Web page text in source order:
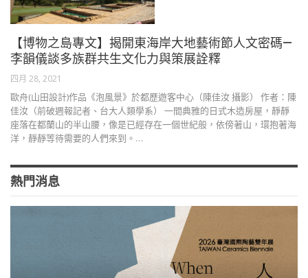
【博物之島專文】揭開東海岸大地藝術節人文密碼—
李韻儀談多族群共生文化力與策展詮釋
四月 28, 2021
歐舟(山田設計)作品《泡風景》於都歷遊客中心（陳佳汝 攝影） 作者：陳
佳汝（前破週報記者、台大人類學系） 一間典雅的日式木造房屋，靜靜
座落在都蘭山的半山腰，像是已經存在一個世紀般，依傍著山，環抱著海
洋，靜靜等待需要的人們來到。…
熱門消息